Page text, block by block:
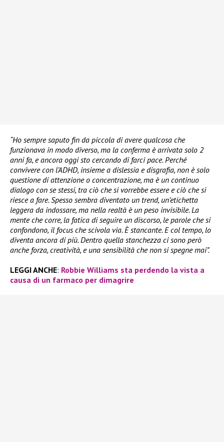
“Ho sempre saputo fin da piccola di avere qualcosa che
funzionava in modo diverso, ma la conferma è arrivata solo 2
anni fa, e ancora oggi sto cercando di farci pace. Perché
convivere con l’ADHD, insieme a dislessia e disgrafia, non è solo
questione di attenzione o concentrazione, ma è un continuo
dialogo con se stessi, tra ciò che si vorrebbe essere e ciò che si
riesce a fare. Spesso sembra diventato un trend, un’etichetta
leggera da indossare, ma nella realtà è un peso invisibile. La
mente che corre, la fatica di seguire un discorso, le parole che si
confondono, il focus che scivola via. È stancante. E col tempo, lo
diventa ancora di più. Dentro quella stanchezza ci sono però
anche forza, creatività, e una sensibilità che non si spegne mai”.
LEGGI ANCHE: Robbie Williams sta perdendo la vista a
causa di un farmaco per dimagrire